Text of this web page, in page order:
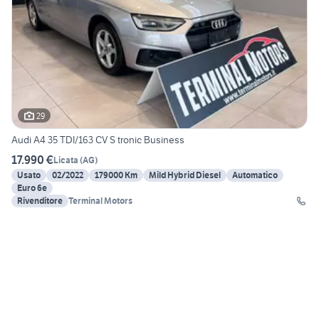
29
Audi A4 35 TDI/163 CV S tronic Business
17.990 €Licata (AG)
Usato
02/2022 179000 Km Mild Hybrid Diesel
Automatico
Euro 6e
Rivenditore Terminal Motors